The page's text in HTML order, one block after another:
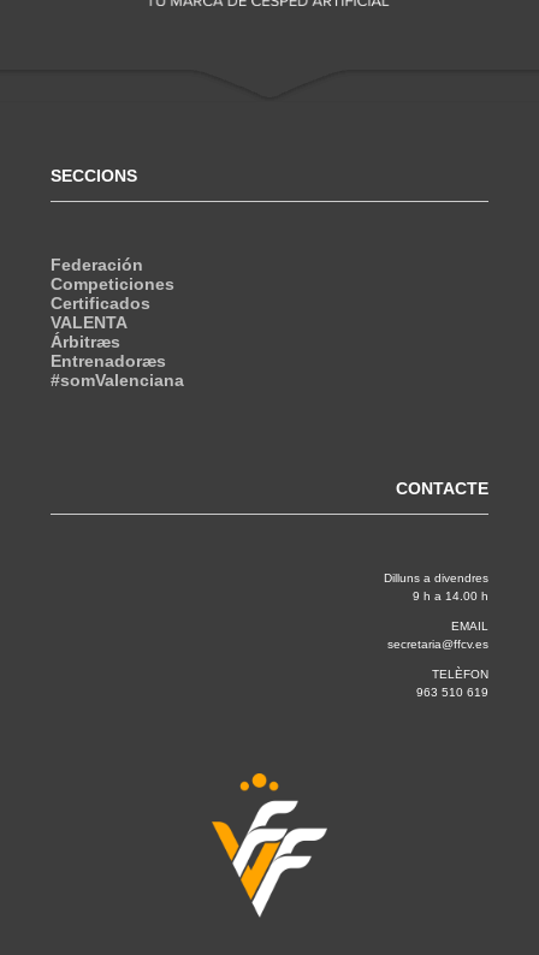
SECCIONS
Federación
Competiciones
Certificados
VALENTA
Árbitræs
Entrenadoræs
#somValenciana
CONTACTE
Dilluns a divendres
9 h a 14.00 h
EMAIL
secretaria@ffcv.es
TELÈFON
963 510 619